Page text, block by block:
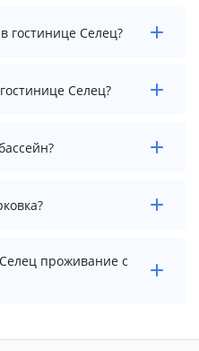
гостинице Селец?
на проживание в
нужные даты и
Селец?
а выезд необходимо
уточните
у менеджера,
отдельно.
проживание с